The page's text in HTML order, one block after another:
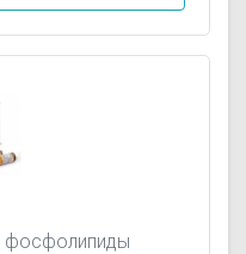
фосфолипиды